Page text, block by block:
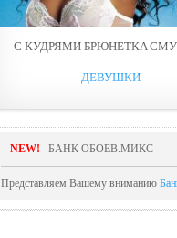
С КУДРЯМИ БРЮНЕТКA
ДЕВУШКИ
NEW! БАНК ОБОЕВ.МИКС
Представляем Вашему вниманию